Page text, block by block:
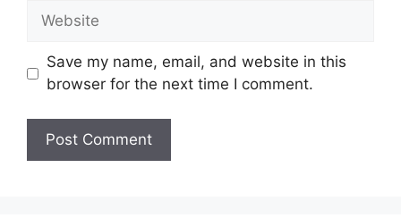
Website
Save my name, email, and website in this
browser for the next time I comment.